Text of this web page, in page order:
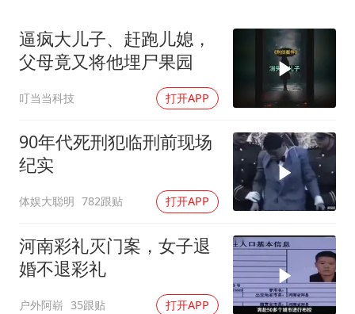
“中国游”持续带火“中国购”
你常吃的兰州拉面要改名了
坚持党全面领导和党中央集中统一领导
逼疯大儿子、赶跑儿媳，
父母竟又将他埋尸果园
叮当当科技 打开APP
90年代死刑犯临刑前现场
纪实
体娱大聪明 782跟贴 打开APP
河南彩礼灭门案，女子退
婚不退彩礼
户外阿崭 35跟贴 打开APP